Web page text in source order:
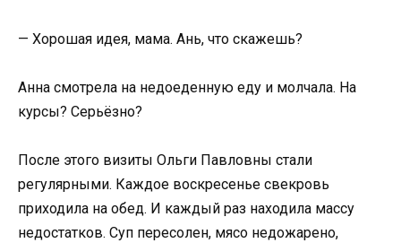
— Хорошая идея, мама. Ань, что скажешь?
Анна смотрела на недоеденную еду и молчала. На
курсы? Серьёзно?
После этого визиты Ольги Павловны стали
регулярными. Каждое воскресенье свекровь
приходила на обед. И каждый раз находила массу
недостатков. Суп пересолен, мясо недожарено,